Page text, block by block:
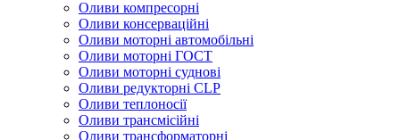
Оливи компресорні
Оливи консерваційні
Оливи моторні автомобільні
Оливи моторні ГОСТ
Оливи моторні суднові
Оливи редукторні CLP
Оливи теплоносії
Оливи трансмісійні
Оливи трансформаторні